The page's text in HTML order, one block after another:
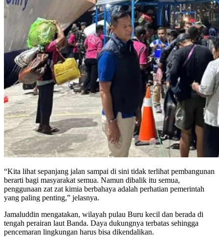
“Kita lihat sepanjang jalan sampai di sini tidak terlihat pembangunan
berarti bagi masyarakat semua. Namun dibalik itu semua,
penggunaan zat zat kimia berbahaya adalah perhatian pemerintah
yang paling penting,” jelasnya.
Jamaluddin mengatakan, wilayah pulau Buru kecil dan berada di
tengah perairan laut Banda. Daya dukungnya terbatas sehingga
pencemaran lingkungan harus bisa dikendalikan.